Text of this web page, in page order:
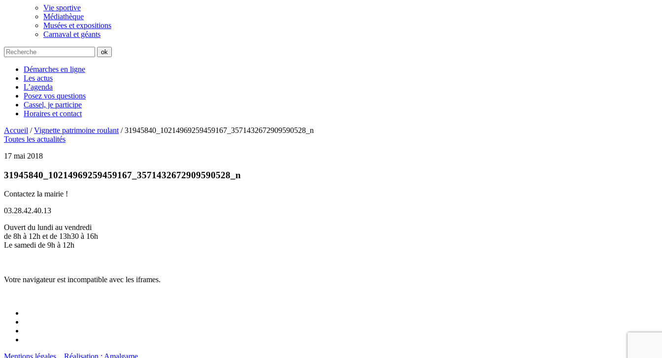
Vie sportive
Médiathèque
Musées et expositions
Carnaval et géants
Démarches en ligne
Les actus
L’agenda
Posez vos questions
Cassel, je participe
Horaires et contact
Accueil /Vignette patrimoine roulant /31945840_10214969259459167_3571432672909590528_n
Toutes les actualités
17 mai 2018
31945840_10214969259459167_3571432672909590528_n
Contactez la mairie !
03.28.42.40.13
Ouvert du lundi au vendredi
de 8h à 12h et de 13h30 à 16h
Le samedi de 9h à 12h
Votre navigateur est incompatible avec les iframes.